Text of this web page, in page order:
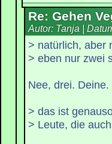
Re: Gehen
Autor: Tanja |
> natürlich, aber
> eben nur zwei
Nee, drei. Deine.
> das ist
> Leute, die